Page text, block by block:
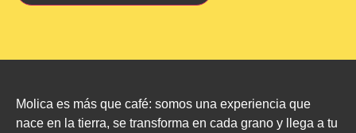
Molica es más que café: somos una experiencia que
nace en la tierra, se transforma en cada grano y llega a tu